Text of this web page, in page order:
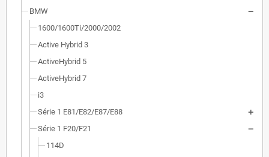
BMW
1600/1600Ti/2000/2002
Active Hybrid 3
ActiveHybrid 5
ActiveHybrid 7
i3
Série 1 E81/E82/E87/E88
Série 1 F20/F21
114D